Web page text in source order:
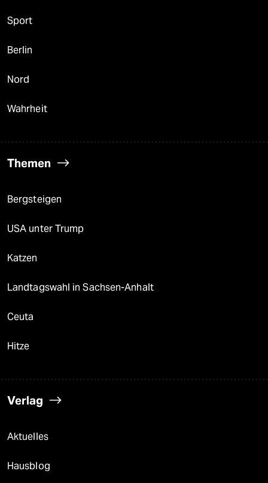
Sport
Berlin
Nord
Wahrheit
Themen
Bergsteigen
USA unter Trump
Katzen
Landtagswahl in Sachsen-Anhalt
Ceuta
Hitze
Verlag
Aktuelles
Hausblog